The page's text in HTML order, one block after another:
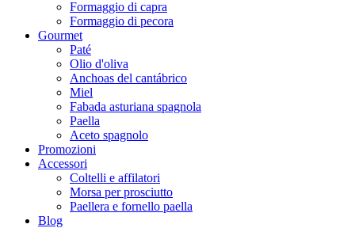
Formaggio di capra
Formaggio di pecora
Gourmet
Paté
Olio d'oliva
Anchoas del cantábrico
Miel
Fabada asturiana spagnola
Paella
Aceto spagnolo
Promozioni
Accessori
Coltelli e affilatori
Morsa per prosciutto
Paellera e fornello paella
Blog